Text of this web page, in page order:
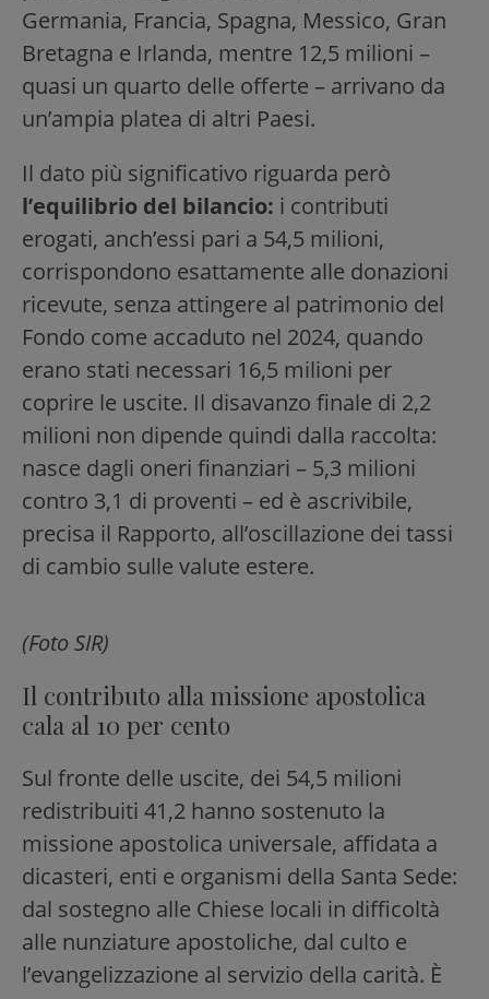
Germania, Francia, Spagna, Messico, Gran
Bretagna e Irlanda, mentre 12,5 milioni –
quasi un quarto delle offerte – arrivano da
un’ampia platea di altri Paesi.
Il dato più significativo riguarda però
l’equilibrio del bilancio: i contributi
erogati, anch’essi pari a 54,5 milioni,
corrispondono esattamente alle donazioni
ricevute, senza attingere al patrimonio del
Fondo come accaduto nel 2024, quando
erano stati necessari 16,5 milioni per
coprire le uscite. Il disavanzo finale di 2,2
milioni non dipende quindi dalla raccolta:
nasce dagli oneri finanziari – 5,3 milioni
contro 3,1 di proventi – ed è ascrivibile,
precisa il Rapporto, all’oscillazione dei tassi
di cambio sulle valute estere.
(Foto SIR)
Il contributo alla missione apostolica
cala al 10 per cento
Sul fronte delle uscite, dei 54,5 milioni
redistribuiti 41,2 hanno sostenuto la
missione apostolica universale, affidata a
dicasteri, enti e organismi della Santa Sede:
dal sostegno alle Chiese locali in difficoltà
alle nunziature apostoliche, dal culto e
l’evangelizzazione al servizio della carità. È